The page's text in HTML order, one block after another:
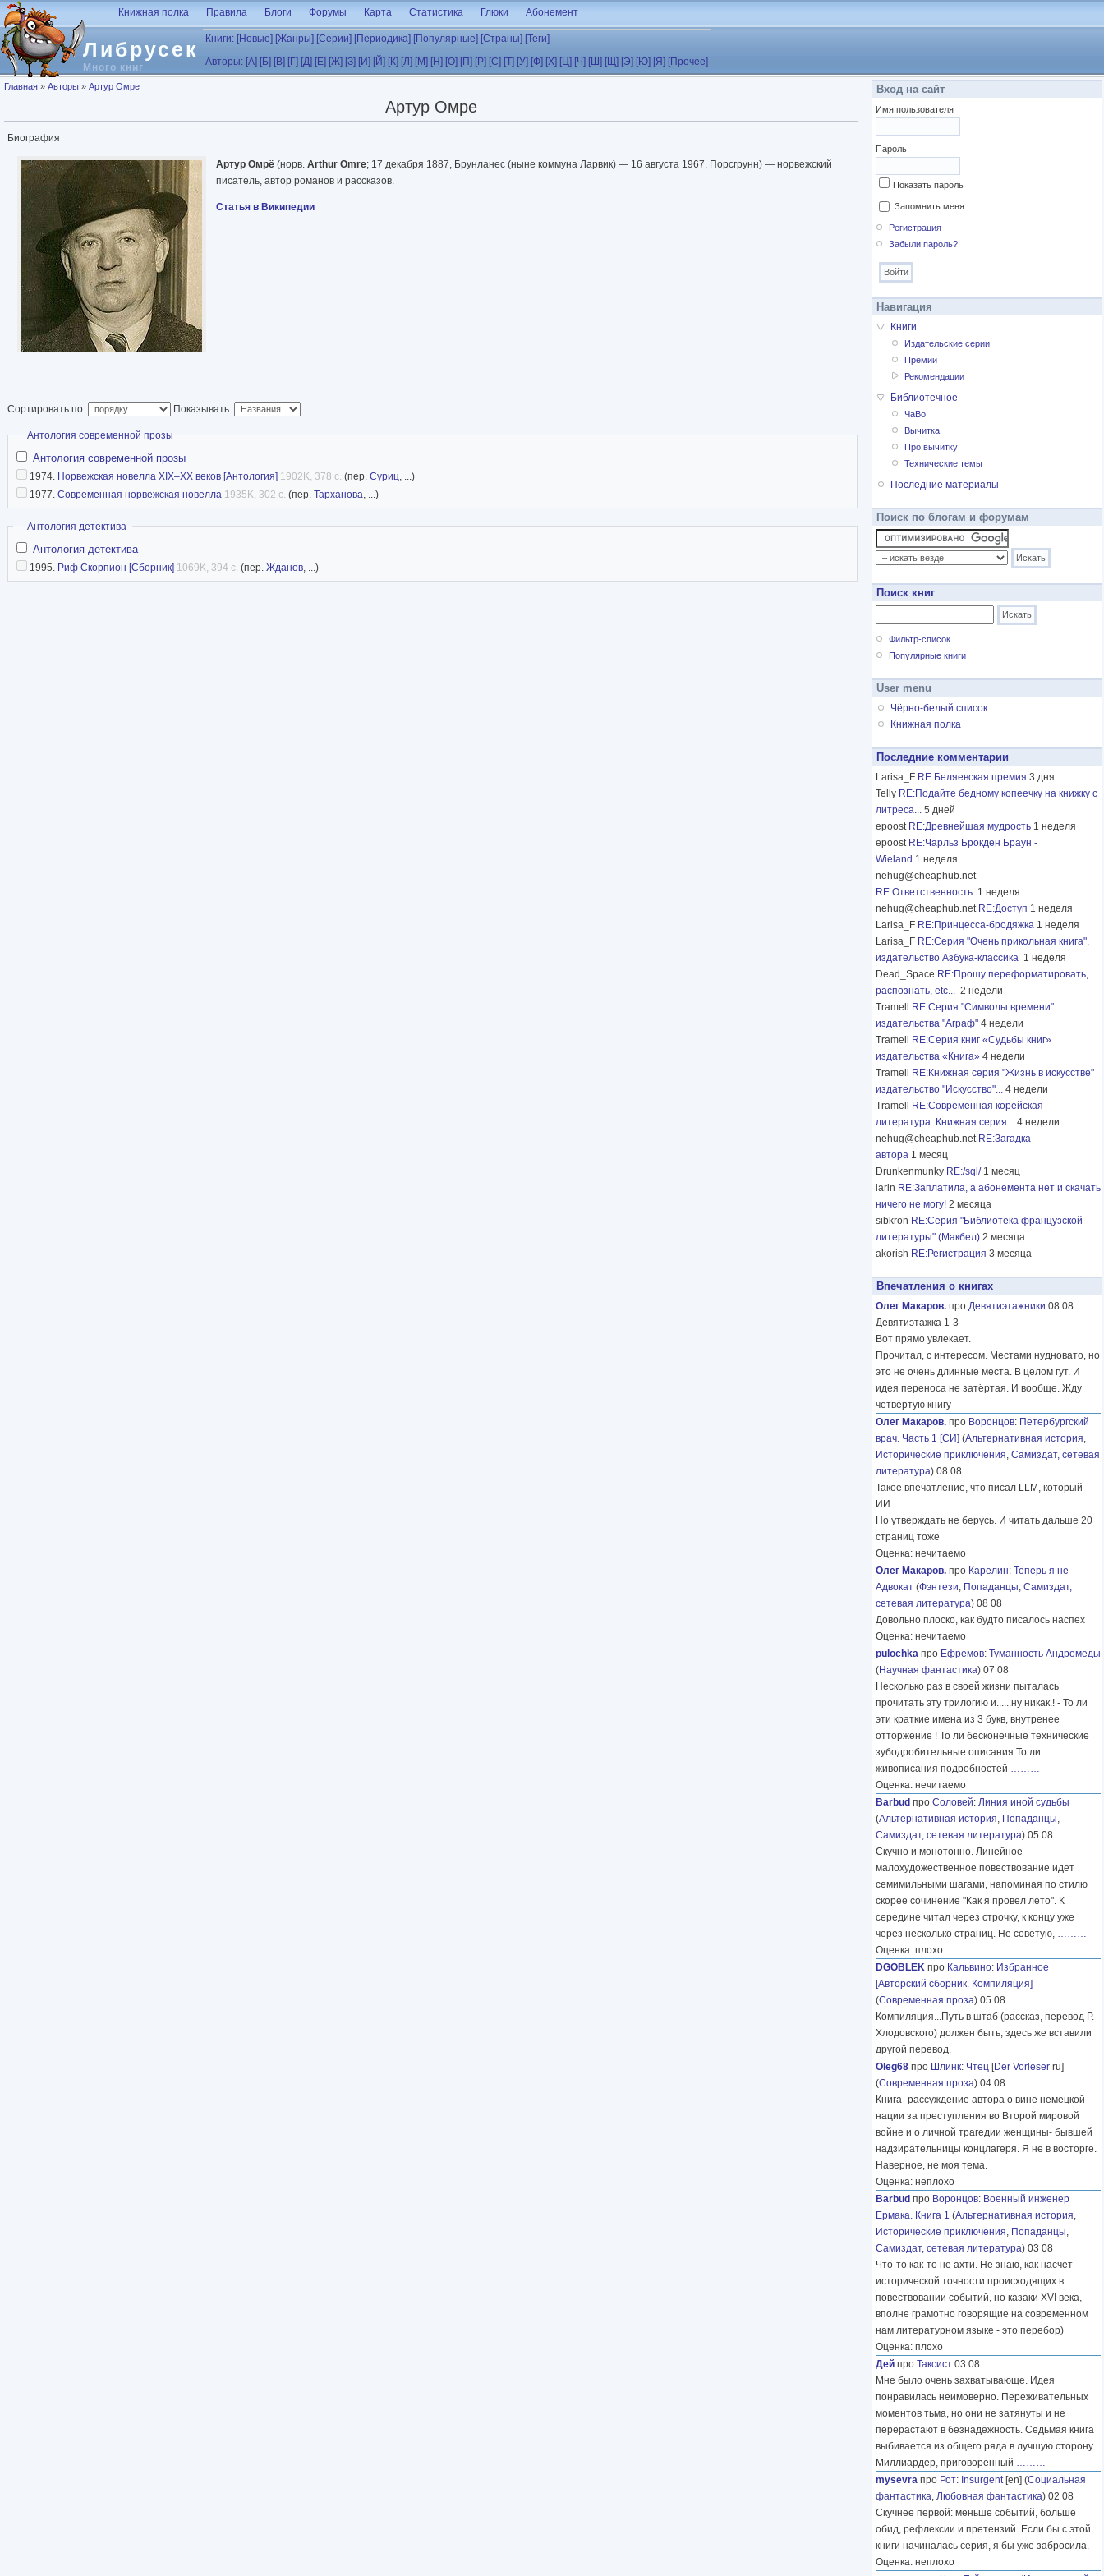
Перейти к основному содержанию
Либрусек
Много книг
Книжная полка Правила Блоги Форумы Карта Статистика Глюки Абонемент
Книги: [Новые] [Жанры] [Серии] [Периодика] [Популярные] [Страны] [Теги]
Авторы: [А] [Б] [В] [Г] [Д] [Е] [Ж] [З] [И] [Й] [К] [Л] [М] [Н] [О] [П] [Р] [С] [Т] [У] [Ф] [Х] [Ц] [Ч] [Ш] [Щ] [Э] [Ю] [Я] [Прочее]
Вы здесь
Главная » Авторы » Артур Омре
Артур Омре
Биография
Артур Омрё (норв. Arthur Omre; 17 декабря 1887, Брунланес (ныне коммуна Ларвик) — 16 августа 1967, Порсгрунн) — норвежский
писатель, автор романов и рассказов.
Статья в Википедии
Сортировать по: Показывать:
Скрыть
Антология современной прозы
Антология современной прозы
1974. Норвежская новелла XIX–XX веков [Антология] 1902K, 378 с. (пер. Суриц, ...)
1977. Современная норвежская новелла 1935K, 302 с. (пер. Тарханова, ...)
Скрыть
Антология детектива
Антология детектива
1995. Риф Скорпион [Сборник] 1069K, 394 с. (пер. Жданов, ...)
Вход на сайт
Имя пользователя
Пароль
Показать пароль
Запомнить меня
Регистрация
Забыли пароль?
Навигация
Книги
Издательские серии
Премии
Рекомендации
Библиотечное
ЧаВо
Вычитка
Про вычитку
Технические темы
Последние материалы
Поиск по блогам и форумам
Поиск книг
Фильтр-список
Популярные книги
User menu
Чёрно-белый список
Книжная полка
Последние комментарии
Larisa_F RE:Беляевская премия 3 дня
Telly RE:Подайте бедному копеечку на книжку с
литреса... 5 дней
epoost RE:Древнейшая мудрость 1 неделя
epoost RE:Чарльз Брокден Браун -
Wieland 1 неделя
nehug@cheaphub.net
RE:Ответственность. 1 неделя
nehug@cheaphub.net RE:Доступ 1 неделя
Larisa_F RE:Принцесса-бродяжка 1 неделя
Larisa_F RE:Серия "Очень прикольная книга",
издательство Азбука-классика 1 неделя
Dead_Space RE:Прошу переформатировать,
распознать, etc... 2 недели
Tramell
RE:Серия "Символы времени"
издательства "Аграф" 4 недели
Tramell
RE:Серия книг «Судьбы книг»
издательства «Книга» 4 недели
Tramell
RE:Книжная серия "Жизнь в искусстве"
издательство "Искусство"... 4 недели
Tramell
RE:Современная корейская
литература. Книжная серия... 4 недели
nehug@cheaphub.net RE:Загадка
автора 1 месяц
Drunkenmunky RE:/sql/ 1 месяц
larin RE:Заплатила, а абонемента нет и скачать
ничего не могу! 2 месяца
sibkron RE:Серия "Библиотека французской
литературы" (Макбел) 2 месяца
akorish RE:Регистрация 3 месяца
Впечатления о книгах
Олег Макаров. про Девятиэтажники 08 08
Девятиэтажка 1-3
Вот прямо увлекает.
Прочитал, с интересом. Местами нудновато, но
это не очень длинные места. В целом гут. И
идея переноса не затёртая. И вообще. Жду
четвёртую книгу
Олег Макаров. про Воронцов: Петербургский
врач. Часть 1 [СИ] (Альтернативная история,
Исторические приключения, Самиздат, сетевая
литература) 08 08
Такое впечатление, что писал LLM, который
ИИ.
Но утверждать не берусь. И читать дальше 20
страниц тоже
Оценка: нечитаемо
Олег Макаров. про Карелин: Теперь я не
Адвокат (Фэнтези, Попаданцы, Самиздат,
сетевая литература) 08 08
Довольно плоско, как будто писалось наспех
Оценка: нечитаемо
pulochka про Ефремов: Туманность Андромеды
(Научная фантастика) 07 08
Несколько раз в своей жизни пыталась
прочитать эту трилогию и......ну никак.! - То ли
эти краткие имена из 3 букв, внутренее
отторжение ! То ли бесконечные технические
зубодробительные описания.То ли
живописания подробностей ………
Оценка: нечитаемо
Barbud про Соловей: Линия иной судьбы
(Альтернативная история, Попаданцы,
Самиздат, сетевая литература) 05 08
Скучно и монотонно. Линейное
малохудожественное повествование идет
семимильными шагами, напоминая по стилю
скорее сочинение "Как я провел лето". К
середине читал через строчку, к концу уже
через несколько страниц. Не советую, ………
Оценка: плохо
DGOBLEK про Кальвино: Избранное
[Авторский сборник. Компиляция]
(Современная проза) 05 08
Компиляция...Путь в штаб (рассказ, перевод Р.
Хлодовского) должен быть, здесь же вставили
другой перевод.
Oleg68 про Шлинк: Чтец [Der Vorleser ru]
(Современная проза) 04 08
Книга- рассуждение автора о вине немецкой
нации за преступления во Второй мировой
войне и о личной трагедии женщины- бывшей
надзирательницы концлагеря. Я не в восторге.
Наверное, не моя тема.
Оценка: неплохо
Barbud про Воронцов: Военный инженер
Ермака. Книга 1 (Альтернативная история,
Исторические приключения, Попаданцы,
Самиздат, сетевая литература) 03 08
Что-то как-то не ахти. Не знаю, как насчет
исторической точности происходящих в
повествовании событий, но казаки XVI века,
вполне грамотно говорящие на современном
нам литературном языке - это перебор)
Оценка: плохо
Дей про Таксист 03 08
Мне было очень захватывающе. Идея
понравилась неимоверно. Переживательных
моментов тьма, но они не затянуты и не
перерастают в безнадёжность. Седьмая книга
выбивается из общего ряда в лучшую сторону.
Миллиардер, приговорённый ………
mysevra про Рот: Insurgent[en] (Социальная
фантастика, Любовная фантастика) 02 08
Скучнее первой: меньше событий, больше
обид, рефлексии и претензий. Если бы с этой
книги начиналась серия, я бы уже забросила.
Оценка: неплохо